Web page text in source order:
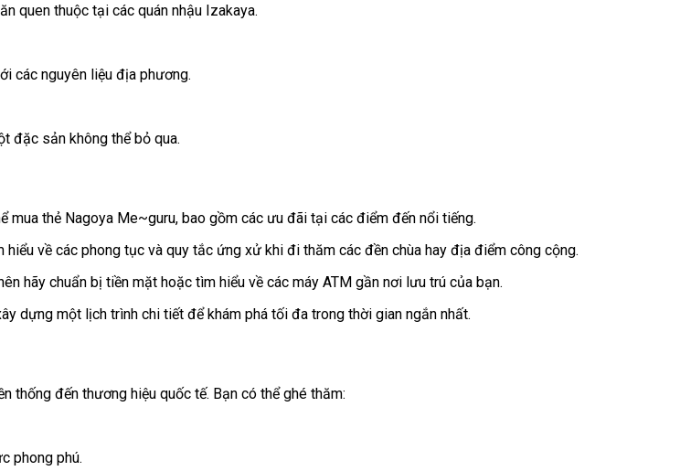
quen thuộc tại các quán nhậu Izakaya.
các nguyên liệu địa phương.
đặc sản không thể bỏ qua.
mua thẻ Nagoya Me~guru, bao gồm các ưu đãi tại các điểm đến nổi tiếng.
về các phong tục và quy tắc ứng xử khi đi thăm các đền chùa hay địa điểm công cộng.
hãy chuẩn bị tiền mặt hoặc tìm hiểu về các máy ATM gần nơi lưu trú của bạn.
dựng một lịch trình chi tiết để khám phá tối đa trong thời gian ngắn nhất.
thống đến thương hiệu quốc tế. Bạn có thể ghé thăm:
phong phú.